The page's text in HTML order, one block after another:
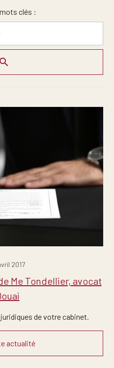
clés :
2017
de votre cabinet.
actualité